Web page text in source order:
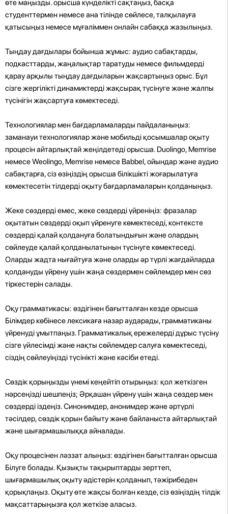
өте маңызды. орысша күнделікті сақтаңыз, басқа
студенттермен немесе ана тілінде сөйлесе, талқылауға
қатысыңыз немесе мұғаліммен онлайн сабаққа жазылыңыз.
Тыңдау дағдылары бойынша жұмыс: аудио сабақтарды,
подкасттарды, жаңалықтар таратуды немесе фильмдерді
қарау арқылы тыңдау дағдыларын жақсартыңыз орыс. Бұл
сізге жергілікті динамиктерді жақсырақ түсінуге және жалпы
түсінігін жақсартуға көмектеседі.
Технологиялар мен бағдарламаларды пайдаланыңыз:
заманауи технологиялар және мобильді қосымшалар оқыту
процесін айтарлықтай жеңілдетеді орысша. Duolingo, Memrise
немесе Weolingo, Memrise немесе Babbel, ойындар және аудио
сабақтарға, сіз өзіңіздің орысша білікшікті жоғарылатуға
көмектесетін тілдерді оқыту бағдарламаларын қолданыңыз.
Жеке сөздерді емес, жеке сөздерді үйреніңіз: фразалар
оқытатын сөздерді оқып үйренуге көмектеседі, контексте
сөздерді қалай қолдануға болатындығын және олардың
сөйлеуде қалай қолданылатынын түсінуге көмектеседі.
Оларды жадта нығайтуға және оларды әр түрлі жағдайларда
қолдануды үйрену үшін жаңа сөздермен сөйлемдер мен сөз
тіркестерін салады.
Оқу грамматикасы: өздігінен бағытталған кезде орысша
Білімдер көбінесе лексикаға назар аударады, грамматиканы
үйренуді ұмытпаңыз. Грамматикалық ережелерді дұрыс түсіну
сізге үйлесімді және нақты сөйлемдер салуға көмектеседі,
сіздің сөйлеуіңізді түсінікті және кәсіби етеді.
Сөздік қорыңызды үнемі кеңейтіп отырыңыз: қол жеткізген
нәрсеңізді шешпеңіз; Әрқашан үйрену үшін жаңа сөздер мен
сөздерді іздеңіз. Синонимдер, анонимдер және әртүрлі
тәсілдер, сөздік қорын байыту және байланыста айтарлықтай
және шығармашылыққа айналады.
Оқу процесінен ләззат алыңыз: өздігінен бағытталған орысша
Білуге ​​болады. Қызықты тақырыптарды зерттеп,
шығармашылық оқыту әдістерін қолданып, тәжірибеден
қорықпаңыз. Оқыту өте жақсы болған кезде, сіз өзіңіздің тілдік
мақсаттарыңызға қол жеткізе аласыз.